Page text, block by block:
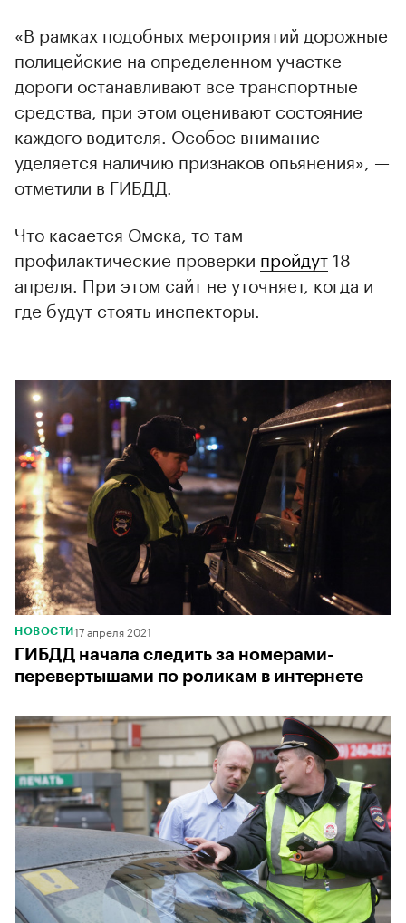
«В рамках подобных мероприятий дорожные
полицейские на определенном участке
дороги останавливают все транспортные
средства, при этом оценивают состояние
каждого водителя. Особое внимание
уделяется наличию признаков опьянения», —
отметили в ГИБДД.
Что касается Омска, то там
профилактические проверки пройдут18
апреля. При этом сайт не уточняет, когда и
где будут стоять инспекторы.
НОВОСТИ 17 апреля 2021
ГИБДД начала следить за номерами-
перевертышами по роликам в интернете